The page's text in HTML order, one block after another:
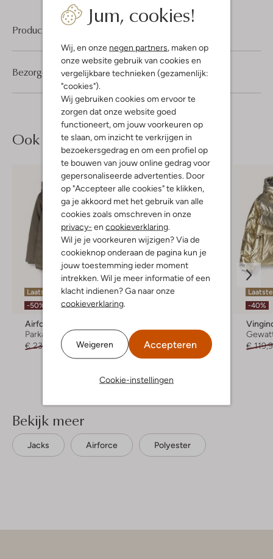
Jum, cookies!
Wij, en onze negen partners, maken op
onze website gebruik van cookies en
vergelijkbare technieken (gezamenlijk:
"cookies").
Wij gebruiken cookies om ervoor te
zorgen dat onze website goed
functioneert, om jouw voorkeuren op
te slaan, om inzicht te verkrijgen in
bezoekersgedrag en om een profiel op
te bouwen van jouw online gedrag voor
gepersonaliseerde advertenties. Door
op "Accepteer alle cookies" te klikken,
ga je akkoord met het gebruik van alle
cookies zoals omschreven in onze
privacy- en cookieverklaring.
Wil je je voorkeuren wijzigen? Via de
cookieknop onderaan de pagina kun je
jouw toestemming ieder moment
intrekken. Wil je meer informatie of een
klacht indienen? Ga naar onze
cookieverklaring.
Weigeren Accepteren
Cookie-instellingen
Product informatie
Bezorgen & retourneren
Ook iets voor jou?
Laatste maten
-50%
Airforce
Parka
€ 239,99
€ 119,99
Laatste item
Parka
€ 119,95 € 71,99
-40%
€
Bekijk meer
Jacks Airforce Polyester